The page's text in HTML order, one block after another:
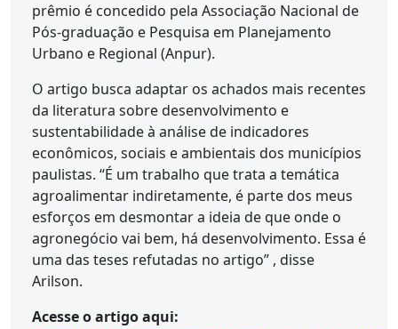
prêmio é concedido pela Associação Nacional de
Pós-graduação e Pesquisa em Planejamento
Urbano e Regional (Anpur).
O artigo busca adaptar os achados mais recentes
da literatura sobre desenvolvimento e
sustentabilidade à análise de indicadores
econômicos, sociais e ambientais dos municípios
paulistas. “É um trabalho que trata a temática
agroalimentar indiretamente, é parte dos meus
esforços em desmontar a ideia de que onde o
agronegócio vai bem, há desenvolvimento. Essa é
uma das teses refutadas no artigo” , disse
Arilson.
Acesse o artigo aqui: